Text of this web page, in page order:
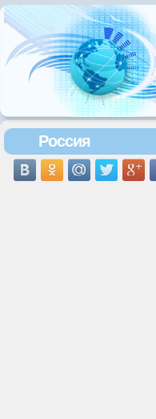
Россия